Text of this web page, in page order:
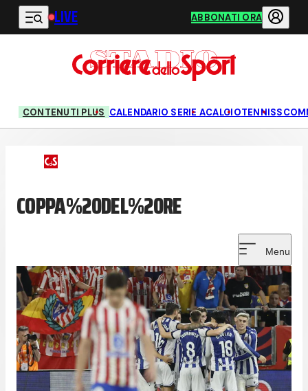
Vai al contenuto principale
LIVE ABBONATI ORA
CONTENUTI PLUS CALENDARIO SERIE ACALCIOTENNIS
COPPA%20DEL%20RE
Menu